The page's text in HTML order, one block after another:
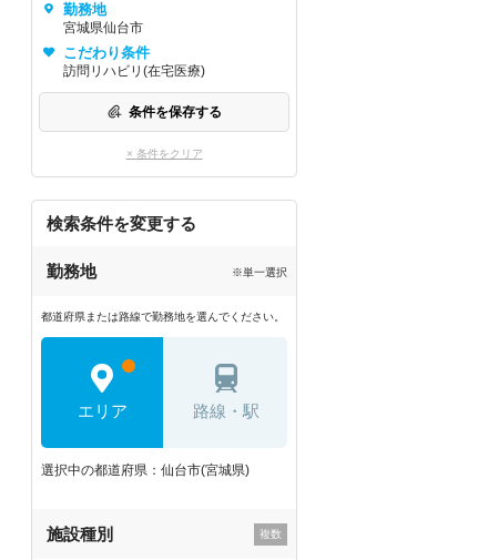
勤務地
宮城県仙台市
こだわり条件
訪問リハビリ(在宅医療)
条件を保存する
× 条件をクリア
検索条件を変更する
勤務地 ※単一選択
都道府県または路線で勤務地を選んでください。
エリア 路線・駅
選択中の都道府県：仙台市(宮城県)
施設種別